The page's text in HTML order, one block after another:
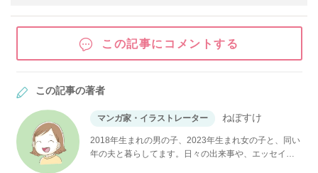
この記事にコメントする
この記事の著者
マンガ家・イラストレーター ねぼすけ
2018年生まれの男の子、2023年生まれ女の子と、同い
年の夫と暮らしてます。日々の出来事や、エッセイな